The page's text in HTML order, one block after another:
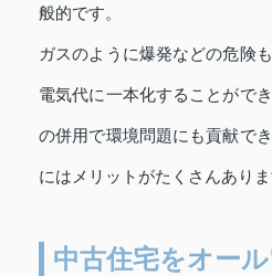
般的です。
ガスのように爆発などの危険
電気代に一本化することがで
の併用で環境問題にも貢献で
にはメリットがたくさんありま
中古住宅をオー